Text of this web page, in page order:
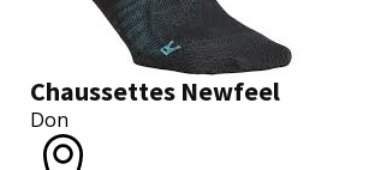
Chaussettes Newfeel
Don